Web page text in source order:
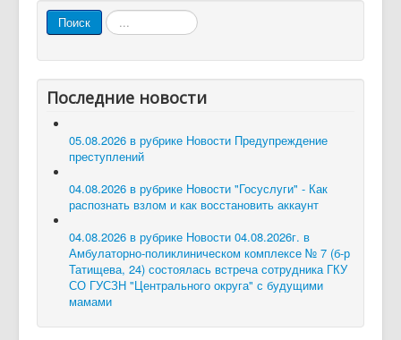
Поиск Искать...
Последние новости
05.08.2026 в рубрике Новости Предупреждение
преступлений
04.08.2026 в рубрике Новости "Госуслуги" - Как
распознать взлом и как восстановить аккаунт
04.08.2026 в рубрике Новости 04.08.2026г. в
Амбулаторно-поликлиническом комплексе № 7 (б-р
Татищева, 24) состоялась встреча сотрудника ГКУ
СО ГУСЗН "Центрального округа" с будущими
мамами